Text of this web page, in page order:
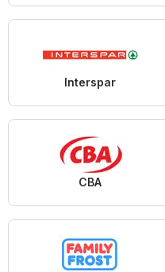
Interspar
CBA